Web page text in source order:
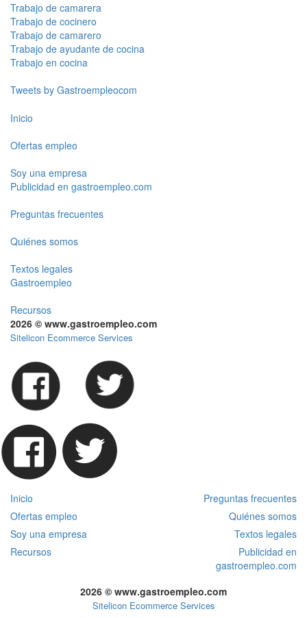
Trabajo de camarera
Trabajo de cocinero
Trabajo de camarero
Trabajo de ayudante de cocina
Trabajo en cocina
Tweets by Gastroempleocom
Inicio
Ofertas empleo
Soy una empresa
Publicidad en gastroempleo.com
Preguntas frecuentes
Quiénes somos
Textos legales
Gastroempleo
Recursos
2026 © www.gastroempleo.com
Sitelicon Ecommerce Services
Inicio
Preguntas frecuentes
Ofertas empleo
Quiénes somos
Soy una empresa
Textos legales
Recursos
Publicidad en
gastroempleo.com
2026 © www.gastroempleo.com
Sitelicon Ecommerce Services